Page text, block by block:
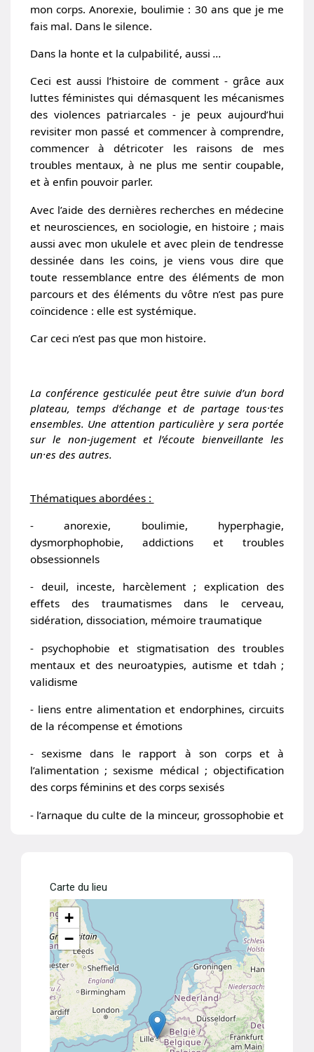
mon corps. Anorexie, boulimie : 30 ans que je me
fais mal. Dans le silence.
Dans la honte et la culpabilité, aussi ...
Ceci est aussi l’histoire de comment - grâce aux
luttes féministes qui démasquent les mécanismes
des violences patriarcales - je peux aujourd’hui
revisiter mon passé et commencer à comprendre,
commencer à détricoter les raisons de mes
troubles mentaux, à ne plus me sentir coupable,
et à enfin pouvoir parler.
Avec l’aide des dernières recherches en médecine
et neurosciences, en sociologie, en histoire ; mais
aussi avec mon ukulele et avec plein de tendresse
dessinée dans les coins, je viens vous dire que
toute ressemblance entre des éléments de mon
parcours et des éléments du vôtre n’est pas pure
coïncidence : elle est systémique.
Car ceci n’est pas que mon histoire.
La conférence gesticulée peut être suivie d’un bord
plateau, temps d’échange et de partage tous·tes
ensembles. Une attention particulière y sera portée
sur le non-jugement et l’écoute bienveillante les
un·es des autres.
Thématiques abordées :
- anorexie, boulimie, hyperphagie,
dysmorphophobie, addictions et troubles
obsessionnels
- deuil, inceste, harcèlement ; explication des
effets des traumatismes dans le cerveau,
sidération, dissociation, mémoire traumatique
- psychophobie et stigmatisation des troubles
mentaux et des neuroatypies, autisme et tdah ;
validisme
- liens entre alimentation et endorphines, circuits
de la récompense et émotions
- sexisme dans le rapport à son corps et à
l’alimentation ; sexisme médical ; objectification
des corps féminins et des corps sexisés
- l’arnaque du culte de la minceur, grossophobie et
- le rôle de l’entourage et des espaces d’écoute et
de soutien
Dates passées :
2025
Espace Culture de l’Université Lille 3, Lille (59)
Carte du lieu
+
−